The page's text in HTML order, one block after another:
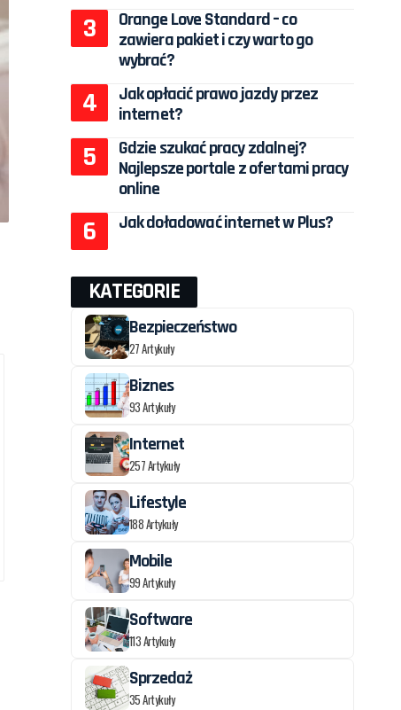
Orange Love Standard – co
zawiera pakiet i czy warto go
wybrać?
Jak opłacić prawo jazdy przez
internet?
Gdzie szukać pracy zdalnej?
Najlepsze portale z ofertami pracy
online
Jak doładować internet w Plus?
KATEGORIE
Bezpieczeństwo
27 Artykuły
Biznes
93 Artykuły
Internet
257 Artykuły
Lifestyle
188 Artykuły
Mobile
99 Artykuły
Software
113 Artykuły
Sprzedaż
35 Artykuły